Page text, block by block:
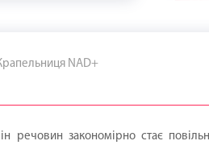
NAD+
речовин закономірно стає